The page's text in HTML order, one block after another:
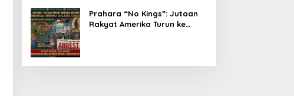
Prahara “No Kings”: Jutaan
Rakyat Amerika Turun ke